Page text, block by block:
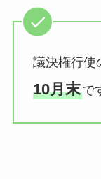
議決権行使
10月末で